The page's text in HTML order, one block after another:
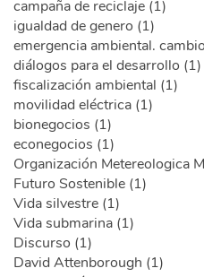
campaña de reciclaje (1)
igualdad de genero (1)
emergencia ambiental.
diálogos para el desarrollo (1)
fiscalización ambiental (1)
movilidad eléctrica (1)
bionegocios (1)
econegocios (1)
Organización Metereologica
Futuro Sostenible (1)
Vida silvestre (1)
Vida submarina (1)
Discurso (1)
David Attenborough (1)